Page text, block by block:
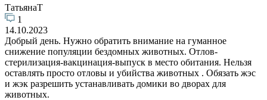
ТатьянаТ
1
14.10.2023
Добрый день. Нужно обратить внимание на гуманное
снижение популяции бездомных животных. Отлов-
стерилизация-вакцинация-выпуск в место обитания. Нельзя
оставлять просто отловы и убийства животных . Обязать жэс
и жэк разрешить устанавливать домики во дворах для
животных.